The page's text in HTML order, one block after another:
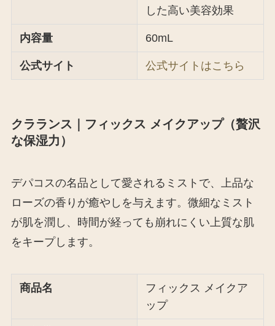
した高い美容効果
内容量 60mL
公式サイト 公式サイトはこちら
クラランス｜フィックス メイクアップ（贅沢
な保湿力）
デパコスの名品として愛されるミストで、上品な
ローズの香りが癒やしを与えます。微細なミスト
が肌を潤し、時間が経っても崩れにくい上質な肌
をキープします。
商品名
フィックス メイクア
ップ